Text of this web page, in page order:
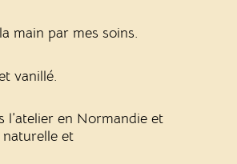
main par mes soins.
vanillé.
l’atelier en Normandie et
naturelle et